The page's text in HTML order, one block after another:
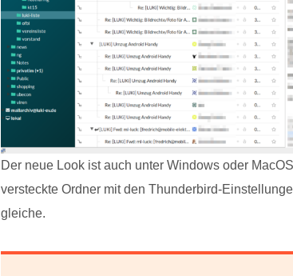
Der neue Look ist auch unter Windows oder
versteckte Ordner mit den Thunderbird-
gleiche.